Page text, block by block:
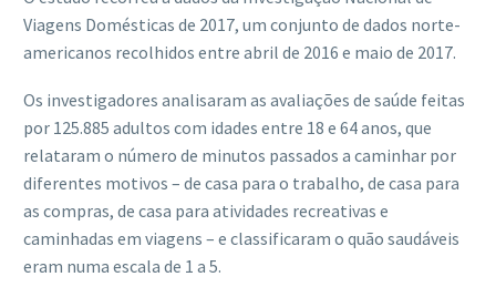
Viagens Domésticas de 2017, um conjunto de dados norte-
americanos recolhidos entre abril de 2016 e maio de 2017.
Os investigadores analisaram as avaliações de saúde feitas
por 125.885 adultos com idades entre 18 e 64 anos, que
relataram o número de minutos passados a caminhar por
diferentes motivos – de casa para o trabalho, de casa para
as compras, de casa para atividades recreativas e
caminhadas em viagens – e classificaram o quão saudáveis
eram numa escala de 1 a 5.